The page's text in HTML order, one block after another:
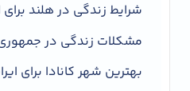
شرایط زندگی در هلند برای
مشکلات زندگی در
بهترین شهر کانادا برای